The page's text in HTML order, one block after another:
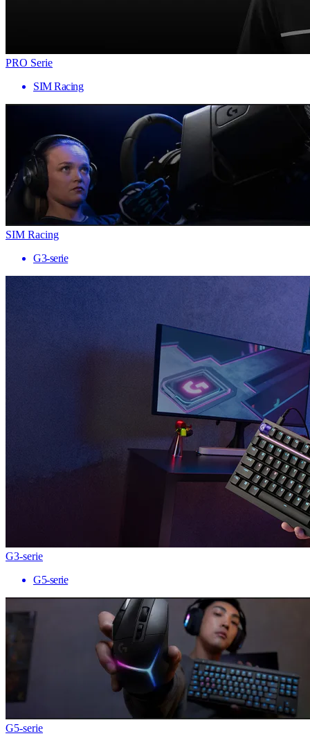
PRO Serie
SIM Racing
SIM Racing
G3-serie
G3-serie
G5-serie
G5-serie